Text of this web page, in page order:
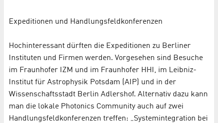
Expeditionen und Handlungsfeldkonferenzen
Hochinteressant dürften die Expeditionen zu Berliner
Instituten und Firmen werden. Vorgesehen sind Besuche
im Fraunhofer IZM und im Fraunhofer HHI, im Leibniz-
Institut für Astrophysik Potsdam (AIP) und in der
Wissenschaftsstadt Berlin Adlershof. Alternativ dazu kann
man die lokale Photonics Community auch auf zwei
Handlungsfeldkonferenzen treffen: „Systemintegration bei